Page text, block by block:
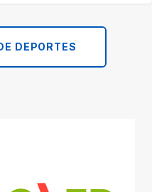
DEPORTES